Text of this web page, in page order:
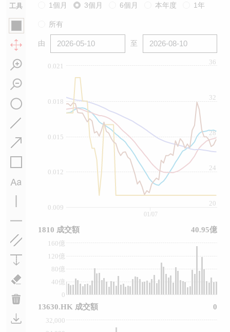
工具 1個月 3個月 6個月 本年度 1年
所有
由 至
0.009
0.012
0.015
0.018
0.021
20
24
28
32
36
0
80億
160億
40億
120億
32,000
01/07
1810 成交額 40.95億
13630.HK 成交額 0